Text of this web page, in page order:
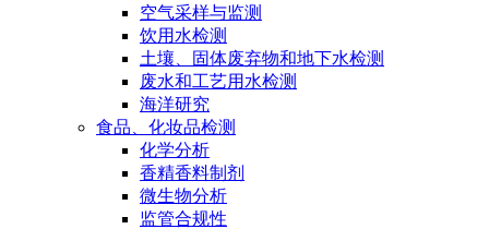
空气采样与监测
饮用水检测
土壤、固体废弃物和地下水检测
废水和工艺用水检测
海洋研究
食品、化妆品检测
化学分析
香精香料制剂
微生物分析
监管合规性